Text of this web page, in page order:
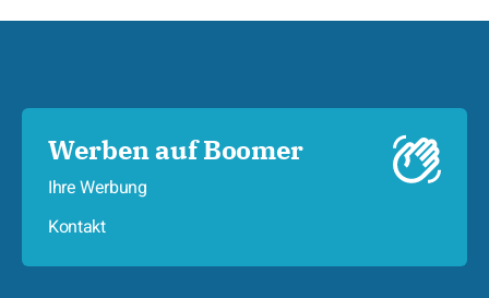
Werben auf Boomer
Ihre Werbung
Kontakt